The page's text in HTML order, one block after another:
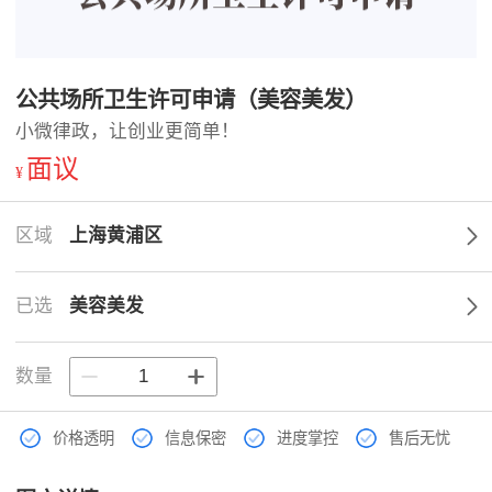
公共场所卫生许可申请（美容美发）
小微律政，让创业更简单！
¥ 面议
区域 上海黄浦区
已选 美容美发
数量
价格透明 信息保密 进度掌控 售后无忧